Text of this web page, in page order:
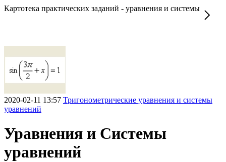
Картотека практических заданий - уравнения и системы
2020-02-11 13:57 Тригонометрические уравнения и системы
уравнений
Уравнения и Системы
уравнений